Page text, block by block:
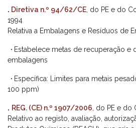
. Diretiva n.º 94/62/CE , do PE e do
1994
Relativa a Embalagens e Resíduos de
· Estabelece metas de recuperação e
embalagens
· Específica: Limites para metais
100 ppm)
. REG. (CE) n.º 1907/2006 , do PE e
Relativo ao registo, avaliação,